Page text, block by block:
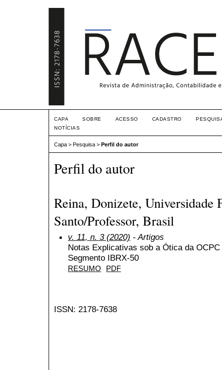
CAPA SOBRE ACESSO CADASTRO
NOTÍCIAS
Capa > Pesquisa > Perfil do autor
Perfil do autor
Reina, Donizete, Universidade
Santo/Professor, Brasil
v. 11, n. 3 (2020) - Artigos
Notas Explicativas sob a Ótica da
Segmento IBRX-50
RESUMO PDF
ISSN: 2178-7638